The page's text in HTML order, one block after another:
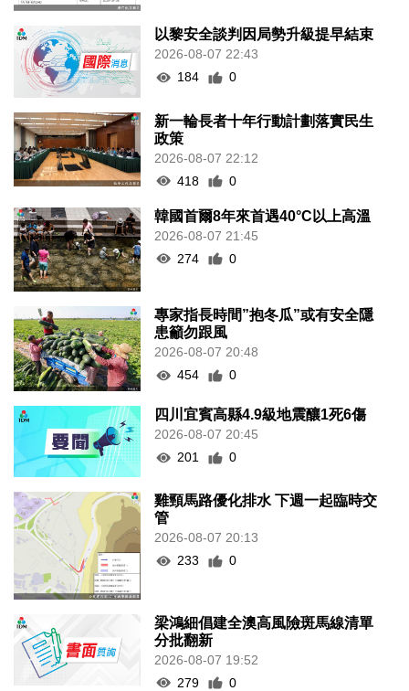
以黎安全談判因局勢升級提早結束
2026-08-07 22:43
184
0
新一輪長者十年行動計劃落實民生
政策
2026-08-07 22:12
418
0
韓國首爾8年來首遇40°C以上高溫
2026-08-07 21:45
274
0
專家指長時間”抱冬瓜”或有安全隱
患籲勿跟風
2026-08-07 20:48
454
0
四川宜賓高縣4.9級地震釀1死6傷
2026-08-07 20:45
201
0
雞頸馬路優化排水 下週一起臨時交
管
2026-08-07 20:13
233
0
梁鴻細倡建全澳高風險斑馬線清單
分批翻新
2026-08-07 19:52
279
0